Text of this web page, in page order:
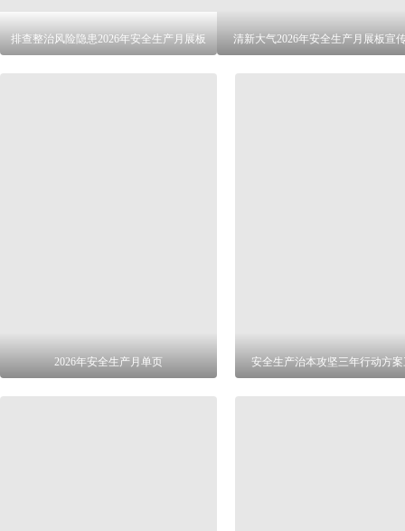
排查整治风险隐患2026年安全生产月展板 清新大气2026年安全生产月展板宣
2026年安全生产月单页 安全生产治本攻坚三年行动方